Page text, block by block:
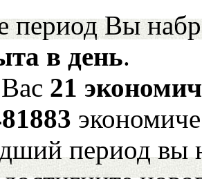
период Вы
в день.
21
период вы